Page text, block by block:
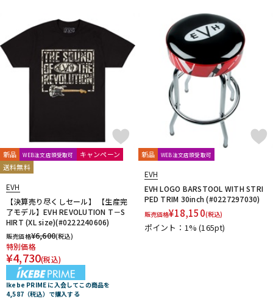
新品 WEB注文店頭受取可
キャンペーン
送料無料
EVH
【決算売り尽くしセール】 【生産完
了モデル】EVH REVOLUTION T－S
HIRT (XL size)(#0222240606)
販売価格¥6,600(税込)
特別価格
¥4,730(税込)
Ikebe PRIME に入会してこの商品を
4,587（税込）で購入する
新品 WEB注文店頭受取可
EVH
EVH LOGO BARSTOOL WITH STRI
PED TRIM 30inch (#0227297030)
販売価格¥18,150(税込)
ポイント：1%(165pt)